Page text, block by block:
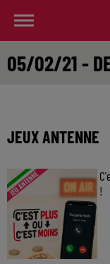
05/02/21 -
JEUX ANTENNE
!